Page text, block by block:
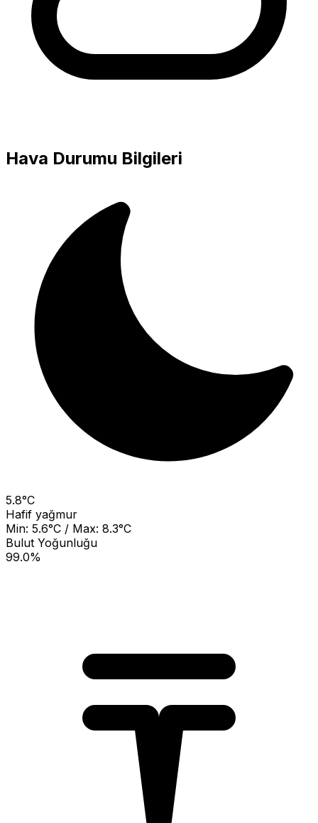
Hava Durumu Bilgileri
5.8°C
Hafif yağmur
Min: 5.6°C / Max: 8.3°C
Bulut Yoğunluğu
99.0%